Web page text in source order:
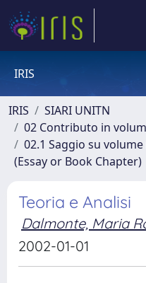
IRIS
IRIS
SIARI UNITN
02 Contributo in
02.1 Saggio su
(Essay or Book Chapter)
Teoria e Analisi
Dalmonte, Maria
2002-01-01